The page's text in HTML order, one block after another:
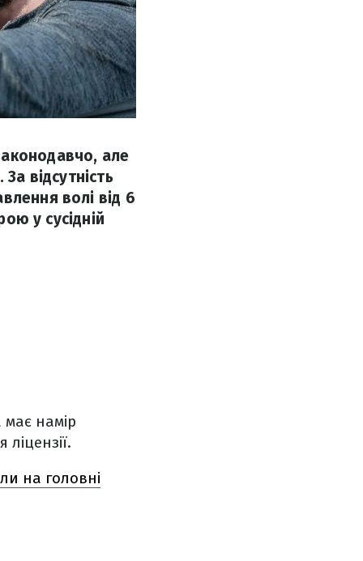
але
відсутність
волі від 6
у сусідній
намір
на головні